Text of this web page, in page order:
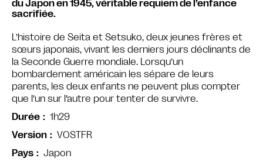
du Japon en 1945, véritable requiem de l’enfance
sacrifiée.
L’histoire de Seita et Setsuko, deux jeunes frères et
sœurs japonais, vivant les derniers jours déclinants de
la Seconde Guerre mondiale. Lorsqu’un
bombardement américain les sépare de leurs
parents, les deux enfants ne peuvent plus compter
que l’un sur l’autre pour tenter de survivre.
Durée
1h29
Version
VOSTFR
Pays
Japon